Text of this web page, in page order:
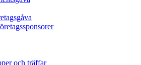
och träffar